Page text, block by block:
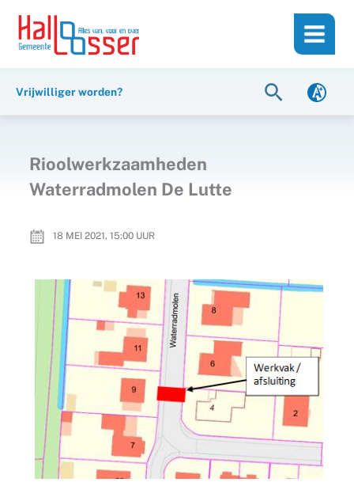
inhoud
naar
Vrijwilliger worden? Zoeken
Rioolwerkzaamheden
Waterradmolen De Lutte
18 MEI 2021, 15:00UUR